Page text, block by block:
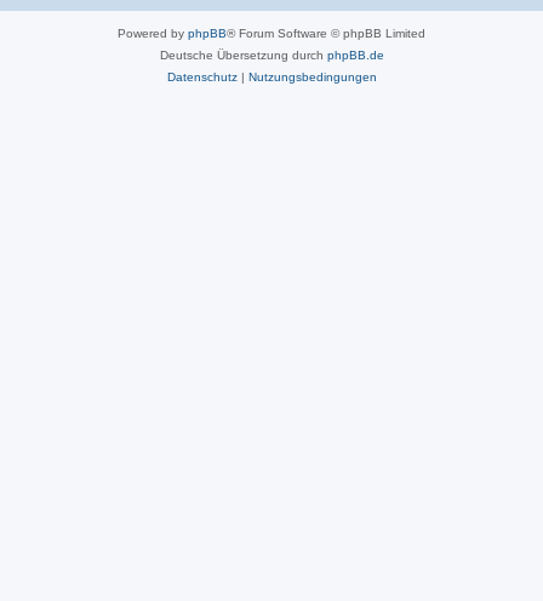
Powered by phpBB® Forum Software © phpBB Limited
Deutsche Übersetzung durch phpBB.de
Datenschutz| Nutzungsbedingungen